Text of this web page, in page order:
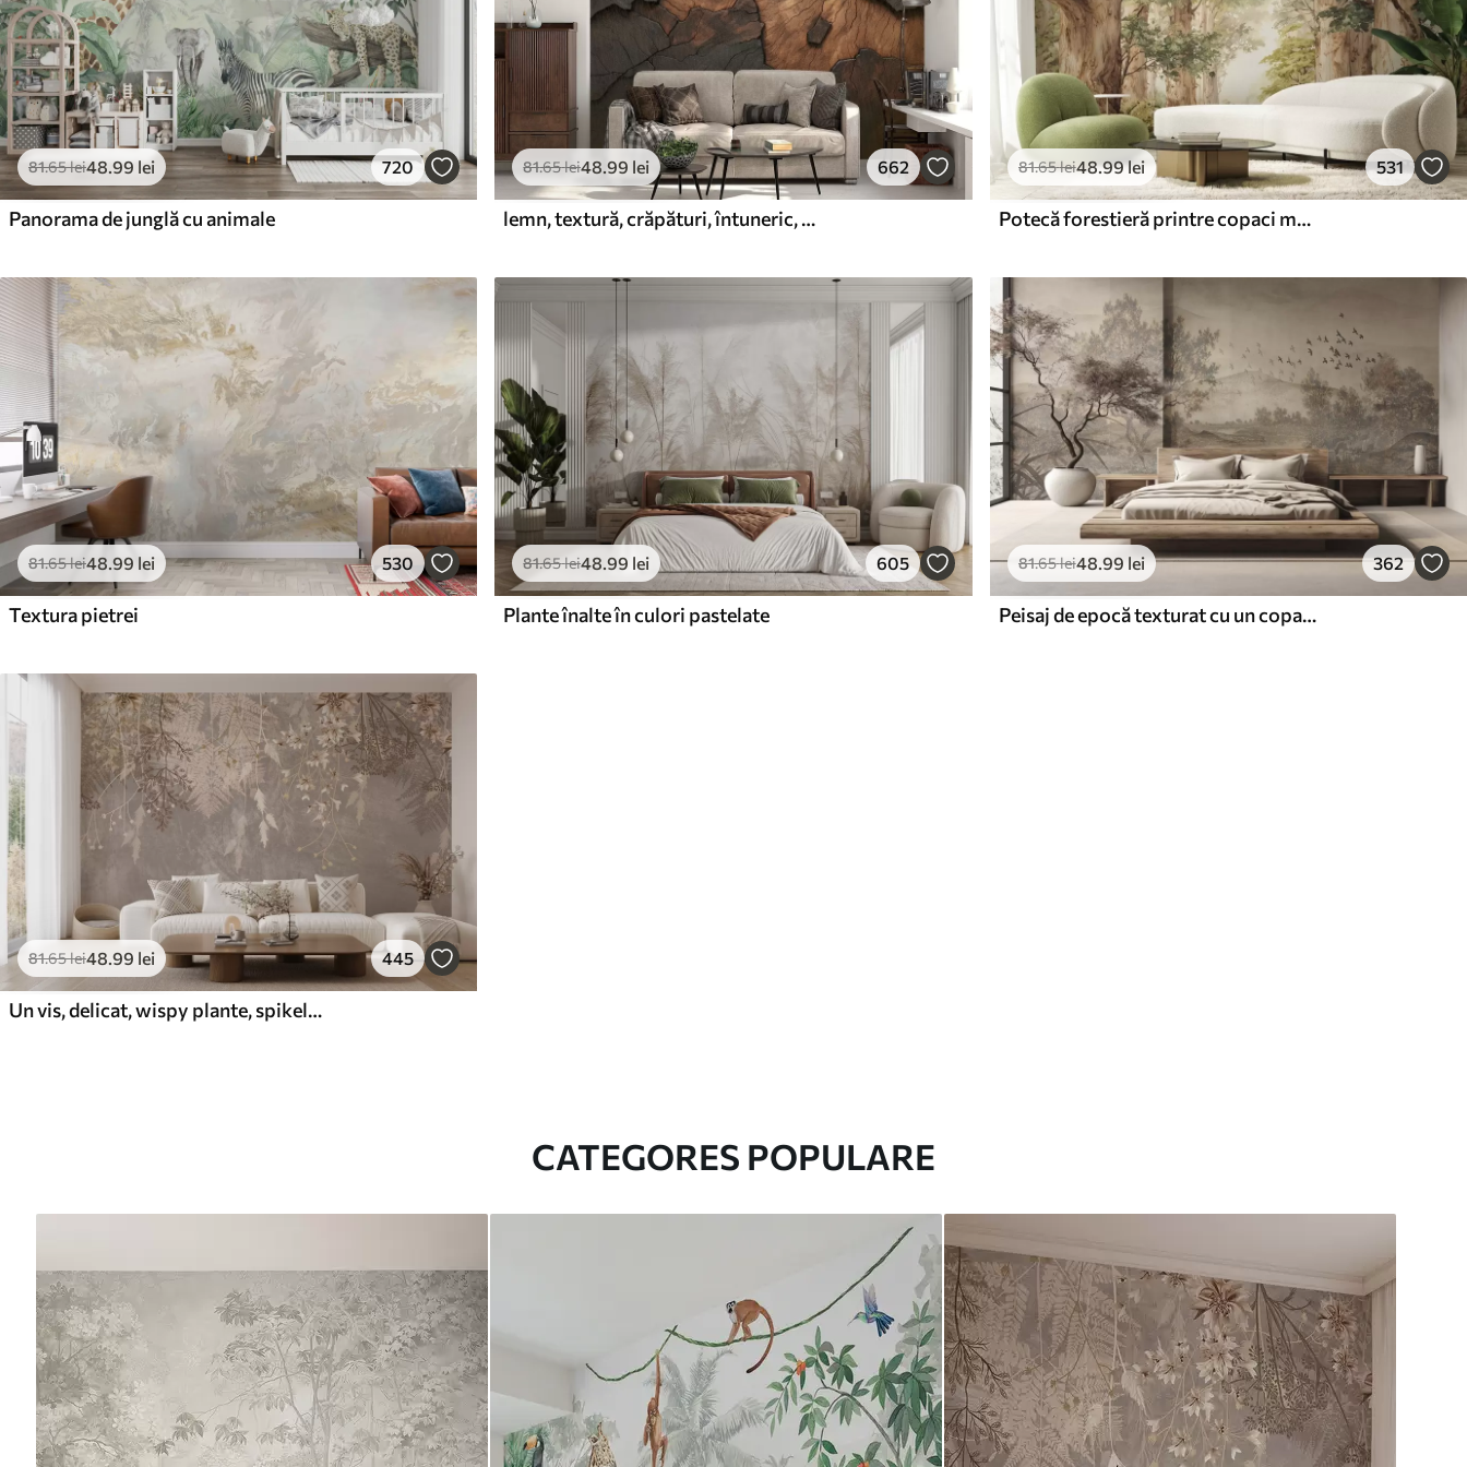
81.65lei48.99 lei 720
Panorama de junglă cu animale
81.65lei48.99 lei 662
lemn, textură, crăpături, întuneric, scoarță, suprafață
81.65lei48.99lei 531
Potecă forestieră printre copaci maiestuoși, în stil acuarelă
81.65lei48 .99 lei 530
Textura pietrei
81.65lei48 .99 lei 605
Plante înalte în culori pastelate
81.65lei48 .99 lei 362
Peisaj de epocă texturat cu un copac lângă râu și un cer înnorat, arta naturii în tonuri sepia
81.65lei48.99 lei 445
Un vis, delicat, wispy plante, spikelets și flori în culori pastelate maro pe un fundal cețos, texturat
CATEGORES POPULARE